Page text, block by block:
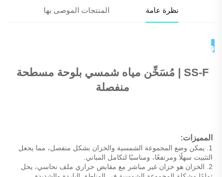
نظرة عامة المنتجات الموصى بها
وصف المنتج
منفصلة
المميزات:
التثبيت سهلًا ومرتفعًا، ومناسبًا لتكامل المباني.